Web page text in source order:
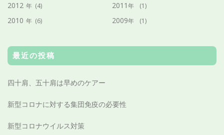
2012 (4)
年 2011 (1)
年
2010 (6)
年 2009 (1)
年
最近の投稿
四十肩、五十肩は早めのケアー
新型コロナに対する集団免疫の必要性
新型コロナウイルス対策